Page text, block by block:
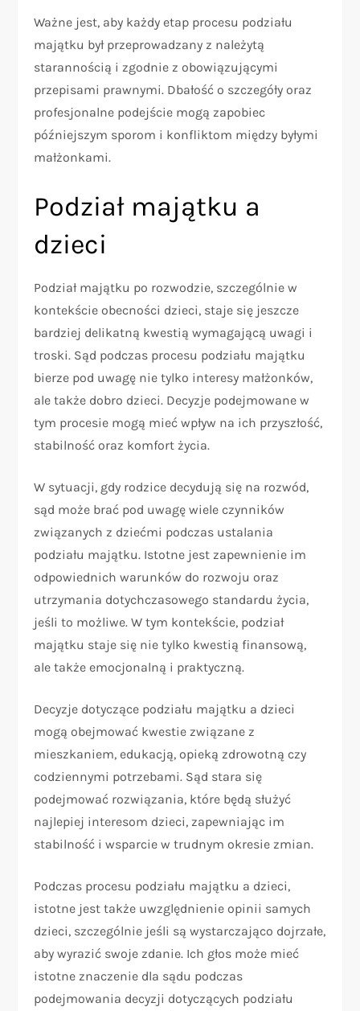
Ważne jest, aby każdy etap procesu podziału
majątku był przeprowadzany z należytą
starannością i zgodnie z obowiązującymi
przepisami prawnymi. Dbałość o szczegóły oraz
profesjonalne podejście mogą zapobiec
późniejszym sporom i konfliktom między byłymi
małżonkami.
Podział majątku a
dzieci
Podział majątku po rozwodzie, szczególnie w
kontekście obecności dzieci, staje się jeszcze
bardziej delikatną kwestią wymagającą uwagi i
troski. Sąd podczas procesu podziału majątku
bierze pod uwagę nie tylko interesy małżonków,
ale także dobro dzieci. Decyzje podejmowane w
tym procesie mogą mieć wpływ na ich przyszłość,
stabilność oraz komfort życia.
W sytuacji, gdy rodzice decydują się na rozwód,
sąd może brać pod uwagę wiele czynników
związanych z dziećmi podczas ustalania
podziału majątku. Istotne jest zapewnienie im
odpowiednich warunków do rozwoju oraz
utrzymania dotychczasowego standardu życia,
jeśli to możliwe. W tym kontekście, podział
majątku staje się nie tylko kwestią finansową,
ale także emocjonalną i praktyczną.
Decyzje dotyczące podziału majątku a dzieci
mogą obejmować kwestie związane z
mieszkaniem, edukacją, opieką zdrowotną czy
codziennymi potrzebami. Sąd stara się
podejmować rozwiązania, które będą służyć
najlepiej interesom dzieci, zapewniając im
stabilność i wsparcie w trudnym okresie zmian.
Podczas procesu podziału majątku a dzieci,
istotne jest także uwzględnienie opinii samych
dzieci, szczególnie jeśli są wystarczająco dojrzałe,
aby wyrazić swoje zdanie. Ich głos może mieć
istotne znaczenie dla sądu podczas
podejmowania decyzji dotyczących podziału